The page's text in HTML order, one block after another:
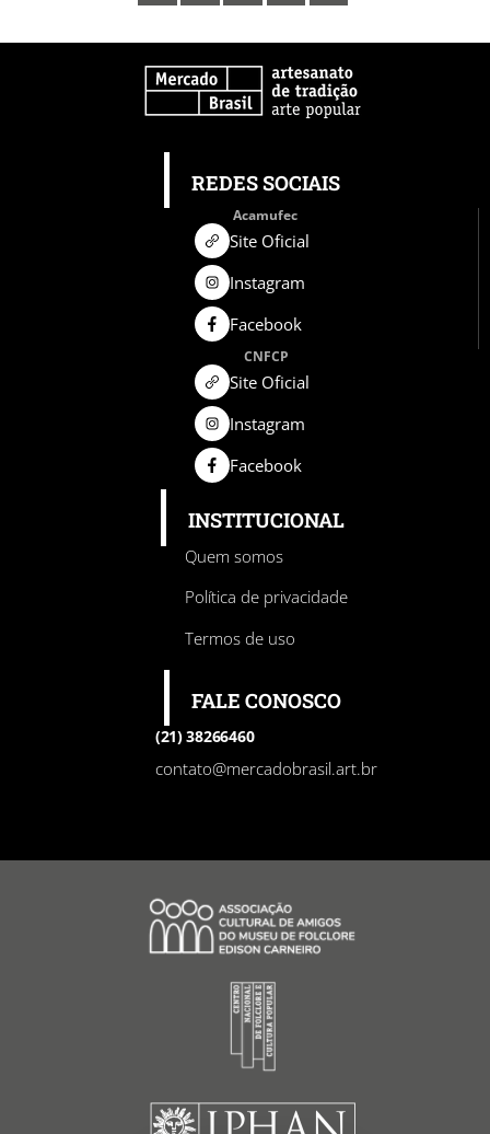
REDES SOCIAIS
Acamufec
Site Oficial
Instagram
Facebook
CNFCP
Site Oficial
Instagram
Facebook
INSTITUCIONAL
Quem somos
Política de privacidade
Termos de uso
FALE CONOSCO
(21) 38266460
contato@mercadobrasil.art.br